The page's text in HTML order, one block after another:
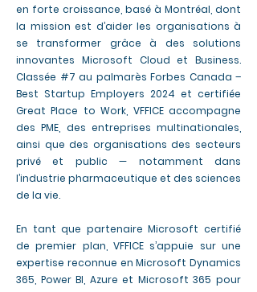
en forte croissance, basé à Montréal, dont
la mission est d’aider les organisations à
se transformer grâce à des solutions
innovantes Microsoft Cloud et Business.
Classée #7 au palmarès Forbes Canada –
Best Startup Employers 2024 et certifiée
Great Place to Work, VFFICE accompagne
des PME, des entreprises multinationales,
ainsi que des organisations des secteurs
privé et public — notamment dans
l’industrie pharmaceutique et des sciences
de la vie.
En tant que partenaire Microsoft certifié
de premier plan, VFFICE s’appuie sur une
expertise reconnue en Microsoft Dynamics
365, Power BI, Azure et Microsoft 365 pour